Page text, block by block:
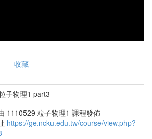
收藏
子物理1 part3
1110529 粒子物理1 課程發佈
https://ge.ncku.edu.tw/course/view.php?